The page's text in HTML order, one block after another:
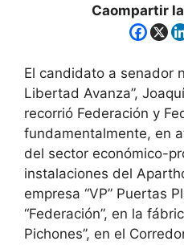
Caompartir
El candidato a senador
Libertad Avanza”,
recorrió Federación y
fundamentalmente, en
del sector económico-
instalaciones del
empresa “VP” Puertas
“Federación”, en la
Pichones”, en el